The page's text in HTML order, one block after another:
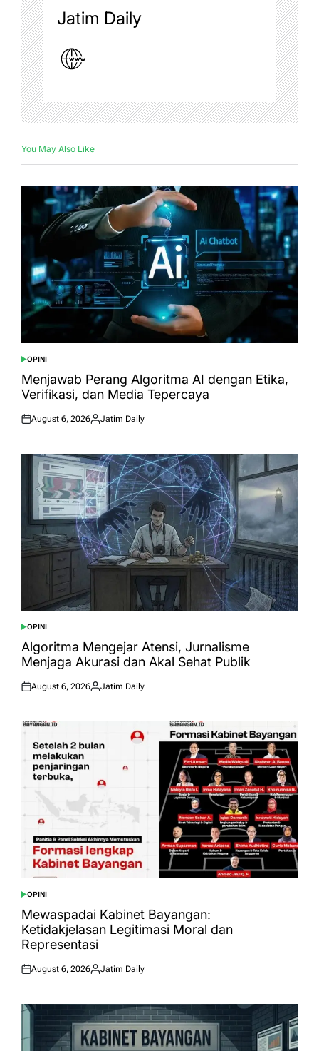
Jatim Daily
You May Also Like
POSTED
IN
OPINI
Menjawab Perang Algoritma AI dengan Etika,
Verifikasi, dan Media Tepercaya
Posted
August 6, 2026
Posted
Jatim Daily
POSTED
IN
OPINI
Algoritma Mengejar Atensi, Jurnalisme
Menjaga Akurasi dan Akal Sehat Publik
Posted
August 6, 2026
Posted
Jatim Daily
POSTED
IN
OPINI
Mewaspadai Kabinet Bayangan:
Ketidakjelasan Legitimasi Moral dan
Representasi
Posted
August 6, 2026
Posted
Jatim Daily